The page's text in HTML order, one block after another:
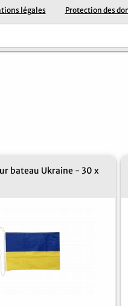
légales Protection des
bateau Ukraine - 30 x